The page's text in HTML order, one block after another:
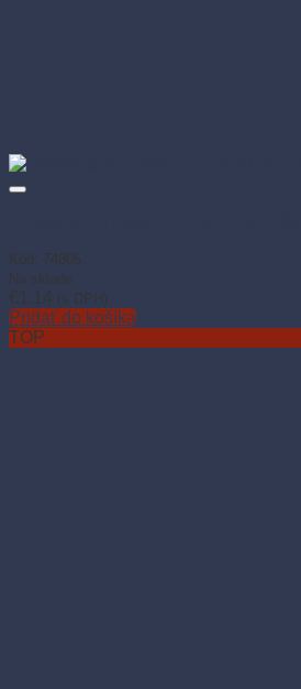
Kód: 74805
Na sklade
€1.14 (s DPH)
Pridať do košíka
TOP